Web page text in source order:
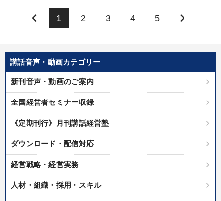
講話音声・動画カテゴリー
新刊音声・動画のご案内
全国経営者セミナー収録
《定期刊行》月刊講話経営塾
ダウンロード・配信対応
経営戦略・経営実務
人材・組織・採用・スキル
keyboard_arrow_left 1 2 3 4 5 keyboard_arrow_right